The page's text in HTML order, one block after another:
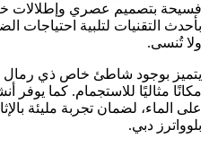
فسيحة بتصميم عصري وإطلالات
بأحدث التقنيات لتلبية احتياجات
ولا تُنسى.
يتميز بوجود شاطئ خاص ذي رمال
مكانًا مثاليًا للاستجمام. كما يوفر
على الماء، لضمان تجربة مليئة
بلوواترز دبي.